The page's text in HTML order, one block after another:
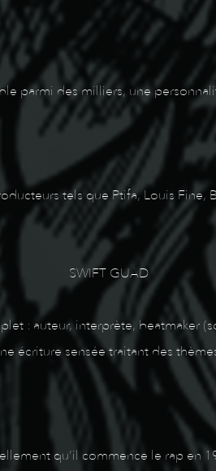
parmi des milliers, une
tels que Ptifa, Louis Fine,
SWIFT GUAD
: auteur, interprète, beatmaker
écriture sensée traitant des
qu’il commence le rap en